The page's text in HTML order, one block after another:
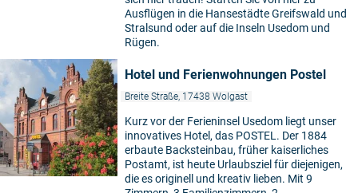
Ausflügen in die Hansestädte Greifswald und
Stralsund oder auf die Inseln Usedom und
Rügen.
Hotel und Ferienwohnungen Postel
Breite Straße, 17438 Wolgast
Kurz vor der Ferieninsel Usedom liegt unser
innovatives Hotel, das POSTEL. Der 1884
erbaute Backsteinbau, früher kaiserliches
Postamt, ist heute Urlaubsziel für diejenigen,
die es originell und kreativ lieben. Mit 9